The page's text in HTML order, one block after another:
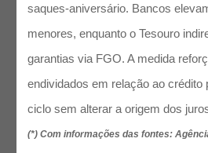
saques-aniversário. Bancos
menores, enquanto o Tesouro
garantias via FGO. A medida
endividados em relação ao crédito
ciclo sem alterar a origem dos
(*) Com informações das fontes: